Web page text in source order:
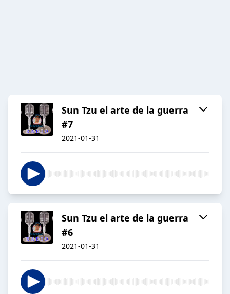
Sun Tzu el arte de la guerra
#7
2021-01-31
Sun Tzu el arte de la guerra
#6
2021-01-31